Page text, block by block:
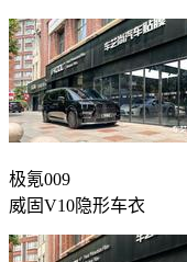
极氪009
威固V10隐形车衣